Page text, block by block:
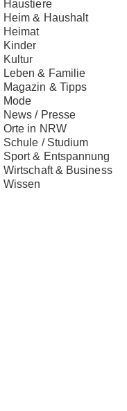
Haustiere
Heim & Haushalt
Heimat
Kinder
Kultur
Leben & Familie
Magazin & Tipps
Mode
News / Presse
Orte in NRW
Schule / Studium
Sport & Entspannung
Wirtschaft & Business
Wissen